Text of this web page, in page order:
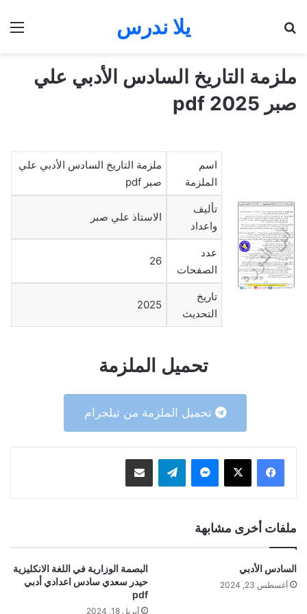
يلا ندرس
ملزمة التاريخ السادس الأدبي علي
صبر 2025 pdf
اسم
الملزمة
ملزمة التاريخ السادس الأدبي علي
صبر pdf
تأليف
واعداد
الاستاذ علي صبر
عدد
الصفحات
26
تاريخ
التحديث
2025
تحميل الملزمة
تحميل الملزمة من تيلجرام
ماسنجر تيلقرام مشاركة عبر البريد
ملفات أخرى مشابهة
السادس الأدبي
أغسطس 23, 2024
البصمة الوزارية في اللغة الانكليزية
حيدر سعدي سادس اعدادي أدبي
pdf
أبريل 18, 2024